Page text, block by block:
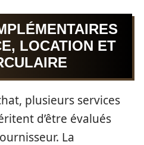
LOCATION ET
plusieurs services
d’être évalués
La